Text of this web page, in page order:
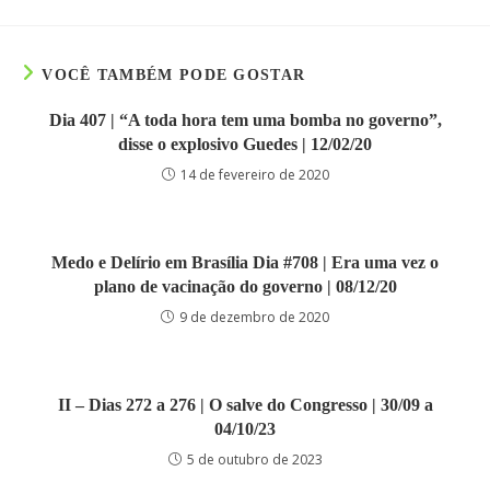
VOCÊ TAMBÉM PODE GOSTAR
Dia 407 | “A toda hora tem uma bomba no governo”,
disse o explosivo Guedes | 12/02/20
14 de fevereiro de 2020
Medo e Delírio em Brasília Dia #708 | Era uma vez o
plano de vacinação do governo | 08/12/20
9 de dezembro de 2020
II – Dias 272 a 276 | O salve do Congresso | 30/09 a
04/10/23
5 de outubro de 2023